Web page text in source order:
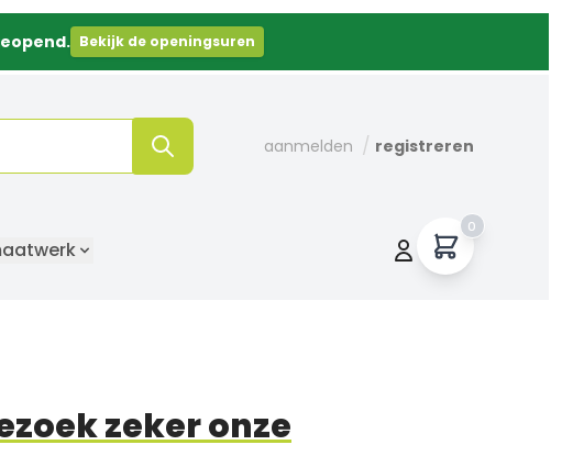
Bekijk de openingsuren
aanmelden / registreren
0
zeker onze